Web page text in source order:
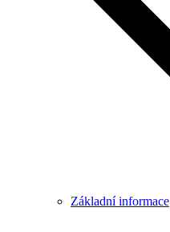
Základní informace